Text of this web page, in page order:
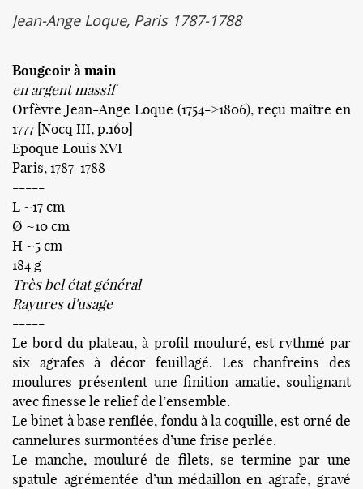
Jean-Ange Loque, Paris 1787-1788
Bougeoir à main
en argent massif
Orfèvre Jean-Ange Loque (1754->1806), reçu maître en
1777 [Nocq III, p.160]
Epoque Louis XVI
Paris, 1787-1788
-----
L ~17 cm
Ø ~10 cm
H ~5 cm
184 g
Très bel état général
Rayures d'usage
-----
Le bord du plateau, à profil mouluré, est rythmé par
six agrafes à décor feuillagé. Les chanfreins des
moulures présentent une finition amatie, soulignant
avec finesse le relief de l’ensemble.
Le binet à base renflée, fondu à la coquille, est orné de
cannelures surmontées d’une frise perlée.
Le manche, mouluré de filets, se termine par une
spatule agrémentée d’un médaillon en agrafe, gravé